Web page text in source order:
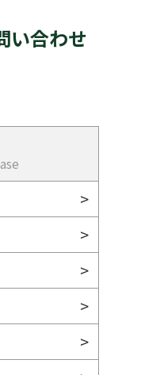
い合わせ